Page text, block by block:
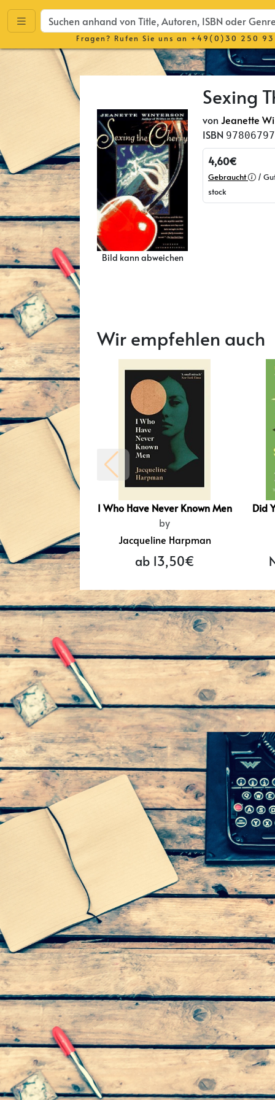
Fragen? Rufen Sie uns an +49(0)30 250
Bild kann abweichen
Sexing
vonJeanette
ISBN
4,60€
Gebraucht
/
stock
Wir empfehlen auch
I Who Have Never Known Men
by
Jacqueline Harpman
ab 13,50€
Did